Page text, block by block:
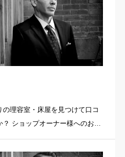
の理容室・床屋を見つけて口コ
ショップオーナー様へのお知
ュー・PR文章・ホームページリ